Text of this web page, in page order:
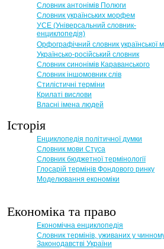
Словник антонімів Полюги
Словник українських морфем
УСЕ (Універсальний словник-
енциклопедія)
Орфографічний словник української
Українсько-російський словник
Словник синонімів Караванського
Словник іншомовник слів
Стилістичні терміни
Крилаті вислови
Власні імена людей
Історія
Енциклопедія політичної думки
Словник мови Стуса
Словник бюджетної термінології
Глосарій термінів Фондового ринку
Моделювання економіки
Економіка та право
Eкономічна енциклопедія
Словник термінів, уживаних у
Законодавстві України